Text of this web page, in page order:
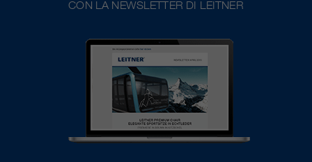
CON LA NEWSLETTER DI LEITNER